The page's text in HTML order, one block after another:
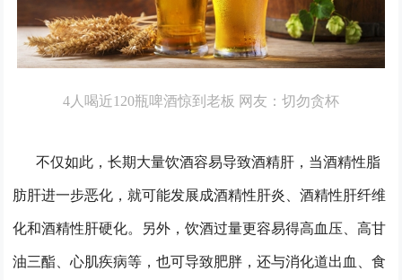
4人喝近120瓶啤酒惊到老板 网友：切勿贪杯
不仅如此，长期大量饮酒容易导致酒精肝，当酒精性脂
肪肝进一步恶化，就可能发展成酒精性肝炎、酒精性肝纤维
化和酒精性肝硬化。 另外，饮酒过量更容易得高血压、高甘
油三酯、心肌疾病等，也可导致肥胖，还与消化道出血、食